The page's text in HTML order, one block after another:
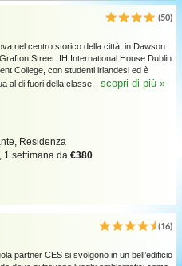
(50)
nel centro storico della città, in Dawson
Street. IH International House Dublin
College, con studenti irlandesi ed è
al di fuori della classe.
scopri di più »
Residenza
1 settimana da €380
(16)
partner CES si svolgono in un bell’edificio